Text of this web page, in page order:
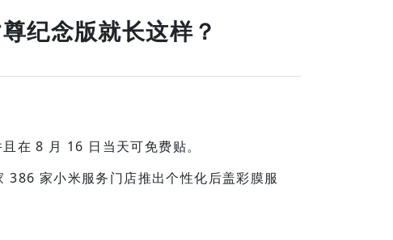
纪念版就长这样？
在 8 月 16 日当天可免费贴。
家小米服务门店推出个性化后盖彩膜服